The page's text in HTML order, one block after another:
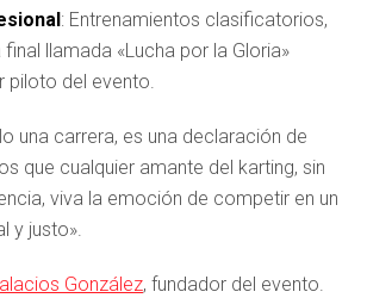
: Entrenamientos clasificatorios,
llamada «Lucha por la Gloria»
piloto del evento.
una carrera, es una declaración de
que cualquier amante del karting, sin
viva la emoción de competir en un
y justo».
González, fundador del evento.